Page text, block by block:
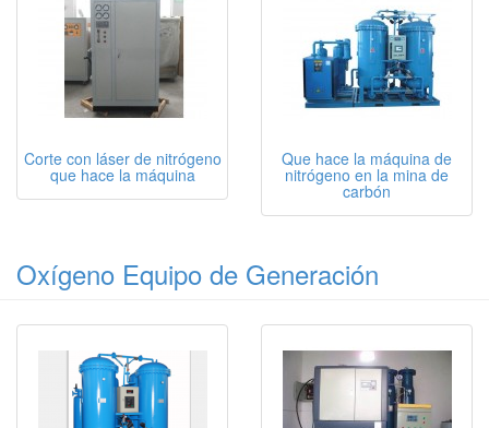
Corte con láser de nitrógeno
que hace la máquina
Que hace la máquina de
nitrógeno en la mina de
carbón
Oxígeno Equipo de Generación